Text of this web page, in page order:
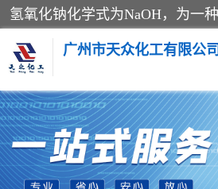
广州市天众化工有限公司
亚硝酸钠 氢
纯碱 硫